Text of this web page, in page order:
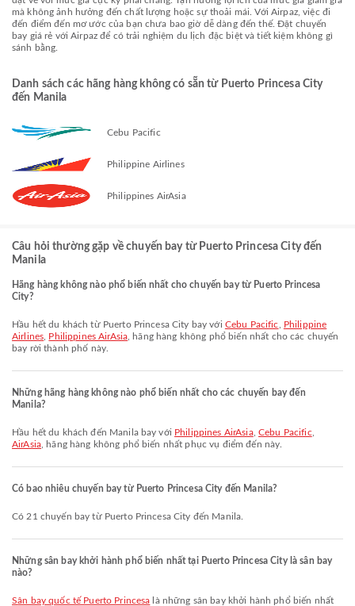
mà không ảnh hưởng đến chất lượng hoặc sự thoải mái. Với Airpaz, việc đi
đến điểm đến mơ ước của bạn chưa bao giờ dễ dàng đến thế. Đặt chuyến
bay giá rẻ với Airpaz để có trải nghiệm du lịch đặc biệt và tiết kiệm không gì
sánh bằng.
Danh sách các hãng hàng không có sẵn từ Puerto Princesa City
đến Manila
Cebu Pacific
Philippine Airlines
Philippines AirAsia
Câu hỏi thường gặp về chuyến bay từ Puerto Princesa City đến
Manila
Hãng hàng không nào phổ biến nhất cho chuyến bay từ Puerto Princesa
City?
Hầu hết du khách từ Puerto Princesa City bay với Cebu Pacific
Philippine
Airlines Philippines AirAsia , hãng hàng không phổ biến nhất cho các chuyến
bay rời thành phố này.
Những hãng hàng không nào phổ biến nhất cho các chuyến bay đến
Manila?
Hầu hết du khách đến Manila bay với Philippines AirAsia, Cebu Pacific
AirAsia, hãng hàng không phổ biến nhất phục vụ điểm đến này.
Có bao nhiêu chuyến bay từ Puerto Princesa City đến Manila?
Có 21 chuyến bay từ Puerto Princesa City đến Manila.
Những sân bay khởi hành phổ biến nhất tại Puerto Princesa City là sân bay
nào?
Sân bay quốc tế Puerto Princesa là những sân bay khởi hành phổ biến nhất